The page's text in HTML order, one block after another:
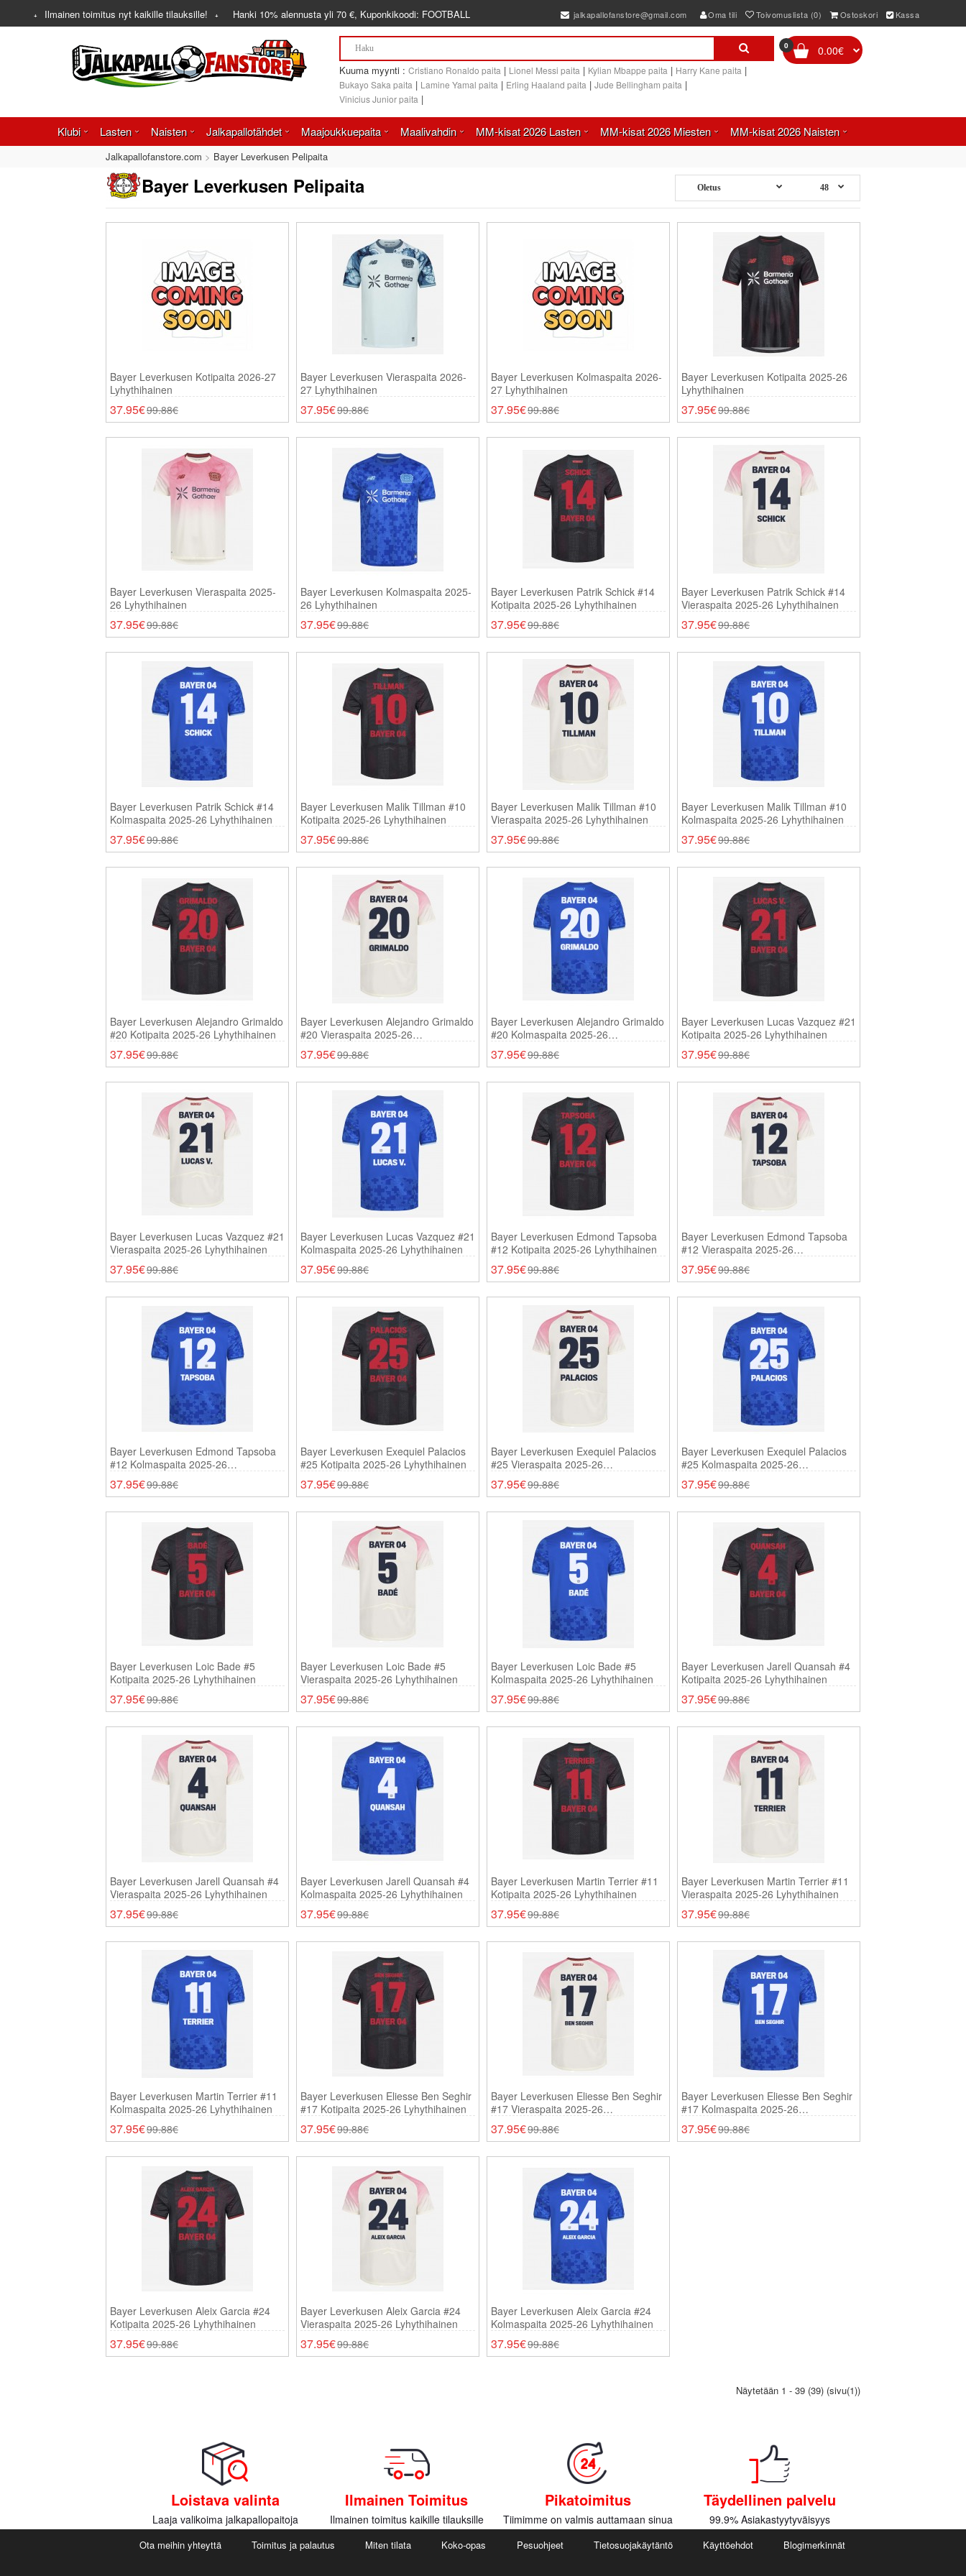
Ilmainen toimitus nyt kaikille tilauksille! Hanki 10% alennusta yli 70 €, Kuponkikoodi: FOOTBALL jalkapallofanstore@gmail.com Oma tili Toivomuslista (0) Ostoskori Kassa
Kuuma myynti : Cristiano Ronaldo paita | Lionel Messi paita | Kylian Mbappe paita | Harry Kane paita |
Bukayo Saka paita | Lamine Yamal paita | Erling Haaland paita | Jude Bellingham paita |
Vinicius Junior paita |
0 0.00€
Klubi Lasten Naisten Jalkapallotähdet Maajoukkuepaita Maalivahdin MM-kisat 2026 Lasten MM-kisat 2026 Miesten MM-kisat 2026 Naisten
Jalkapallofanstore.com Bayer Leverkusen Pelipaita
Bayer Leverkusen Pelipaita
Bayer Leverkusen Kotipaita 2026-27
Lyhythihainen
37.95€99.88€
Bayer Leverkusen Vieraspaita 2026-
27 Lyhythihainen
37.95€99.88€
Bayer Leverkusen Kolmaspaita 2026-
27 Lyhythihainen
37.95€99.88€
Bayer Leverkusen Kotipaita 2025-26
Lyhythihainen
37.95€99.88€
Bayer Leverkusen Vieraspaita 2025-
26 Lyhythihainen
37.95€99.88€
Bayer Leverkusen Kolmaspaita 2025-
26 Lyhythihainen
37.95€99.88€
Bayer Leverkusen Patrik Schick #14
Kotipaita 2025-26 Lyhythihainen
37.95€99.88€
Bayer Leverkusen Patrik Schick #14
Vieraspaita 2025-26 Lyhythihainen
37.95€99.88€
Bayer Leverkusen Patrik Schick #14
Kolmaspaita 2025-26 Lyhythihainen
37.95€99.88€
Bayer Leverkusen Malik Tillman #10
Kotipaita 2025-26 Lyhythihainen
37.95€99.88€
Bayer Leverkusen Malik Tillman #10
Vieraspaita 2025-26 Lyhythihainen
37.95€99.88€
Bayer Leverkusen Malik Tillman #10
Kolmaspaita 2025-26 Lyhythihainen
37.95€99.88€
Bayer Leverkusen Alejandro Grimaldo
#20 Kotipaita 2025-26 Lyhythihainen
37.95€99.88€
Bayer Leverkusen Alejandro Grimaldo
#20 Vieraspaita 2025-26
Lyhythihainen
37.95€99.88€
Bayer Leverkusen Alejandro Grimaldo
#20 Kolmaspaita 2025-26
Lyhythihainen
37.95€99.88€
Bayer Leverkusen Lucas Vazquez #21
Kotipaita 2025-26 Lyhythihainen
37.95€99.88€
Bayer Leverkusen Lucas Vazquez #21
Vieraspaita 2025-26 Lyhythihainen
37.95€99.88€
Bayer Leverkusen Lucas Vazquez #21
Kolmaspaita 2025-26 Lyhythihainen
37.95€99.88€
Bayer Leverkusen Edmond Tapsoba
#12 Kotipaita 2025-26 Lyhythihainen
37.95€99.88€
Bayer Leverkusen Edmond Tapsoba
#12 Vieraspaita 2025-26
Lyhythihainen
37.95€99.88€
Bayer Leverkusen Edmond Tapsoba
#12 Kolmaspaita 2025-26
Lyhythihainen
37.95€99.88€
Bayer Leverkusen Exequiel Palacios
#25 Kotipaita 2025-26 Lyhythihainen
37.95€99.88€
Bayer Leverkusen Exequiel Palacios
#25 Vieraspaita 2025-26
Lyhythihainen
37.95€99.88€
Bayer Leverkusen Exequiel Palacios
#25 Kolmaspaita 2025-26
Lyhythihainen
37.95€99.88€
Bayer Leverkusen Loic Bade #5
Kotipaita 2025-26 Lyhythihainen
37.95€99.88€
Bayer Leverkusen Loic Bade #5
Vieraspaita 2025-26 Lyhythihainen
37.95€99.88€
Bayer Leverkusen Loic Bade #5
Kolmaspaita 2025-26 Lyhythihainen
37.95€99.88€
Bayer Leverkusen Jarell Quansah #4
Kotipaita 2025-26 Lyhythihainen
37.95€99.88€
Bayer Leverkusen Jarell Quansah #4
Vieraspaita 2025-26 Lyhythihainen
37.95€99.88€
Bayer Leverkusen Jarell Quansah #4
Kolmaspaita 2025-26 Lyhythihainen
37.95€99.88€
Bayer Leverkusen Martin Terrier #11
Kotipaita 2025-26 Lyhythihainen
37.95€99.88€
Bayer Leverkusen Martin Terrier #11
Vieraspaita 2025-26 Lyhythihainen
37.95€99.88€
Bayer Leverkusen Martin Terrier #11
Kolmaspaita 2025-26 Lyhythihainen
37.95€99.88€
Bayer Leverkusen Eliesse Ben Seghir
#17 Kotipaita 2025-26 Lyhythihainen
37.95€99.88€
Bayer Leverkusen Eliesse Ben Seghir
#17 Vieraspaita 2025-26
Lyhythihainen
37.95€99.88€
Bayer Leverkusen Eliesse Ben Seghir
#17 Kolmaspaita 2025-26
Lyhythihainen
37.95€99.88€
Bayer Leverkusen Aleix Garcia #24
Kotipaita 2025-26 Lyhythihainen
37.95€99.88€
Bayer Leverkusen Aleix Garcia #24
Vieraspaita 2025-26 Lyhythihainen
37.95€99.88€
Bayer Leverkusen Aleix Garcia #24
Kolmaspaita 2025-26 Lyhythihainen
37.95€99.88€
Näytetään 1 - 39 (39) (sivu(1))
Loistava valinta
Laaja valikoima jalkapallopaitoja
Ilmainen Toimitus
Ilmainen toimitus kaikille tilauksille
Pikatoimitus
Tiimimme on valmis auttamaan sinua
Täydellinen palvelu
99.9% Asiakastyytyväisyys
Ota meihin yhteyttä Toimitus ja palautus Miten tilata Koko-opas Pesuohjeet Tietosuojakäytäntö Käyttöehdot Blogimerkinnät